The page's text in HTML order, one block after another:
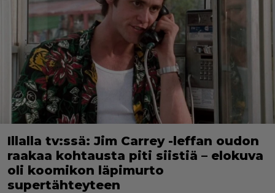
Illalla tv:ssä: Jim Carrey -leffan oudon
raakaa kohtausta piti siistiä – elokuva
oli koomikon läpimurto
supertähteyteen